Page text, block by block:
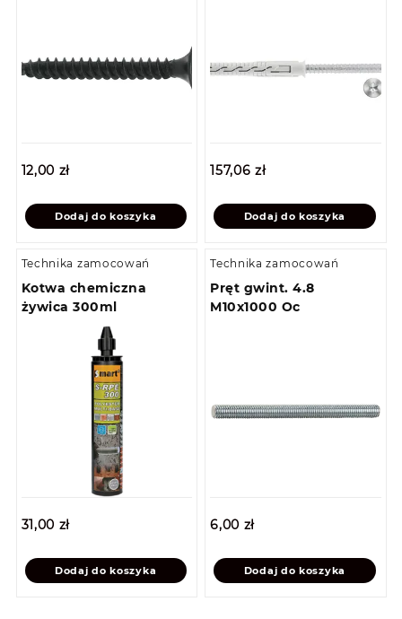
12,00 zł
Dodaj do koszyka
157,06zł
Dodaj do koszyka
Technika zamocowań
Kotwa chemiczna
żywica 300ml
31,00 zł
Dodaj do koszyka
Technika zamocowań
Pręt gwint. 4.8
M10x1000 Oc
6,00 zł
Dodaj do koszyka